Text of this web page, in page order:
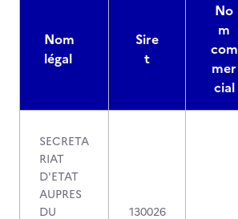
Nom
légal
Sire
t
No
m
com
mer
cial
SECRETA
RIAT
D'ETAT
AUPRES
DU
130026